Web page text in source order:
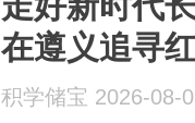
在遵义追寻
积学储宝 2026-08-